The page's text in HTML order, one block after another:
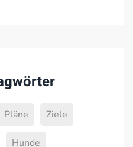
Pläne Ziele
Hunde